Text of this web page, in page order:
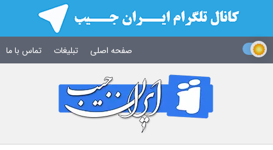
صفحه اصلی تبلیغات تماس با ما